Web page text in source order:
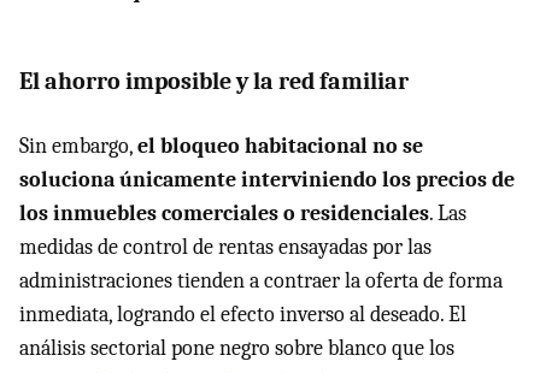
El ahorro imposible y la red familiar
Sin embargo,el bloqueo habitacional no se
soluciona únicamente interviniendo los precios de
los inmuebles comerciales o residenciales. Las
medidas de control de rentas ensayadas por las
administraciones tienden a contraer la oferta de forma
inmediata, logrando el efecto inverso al deseado. El
análisis sectorial pone negro sobre blanco que los